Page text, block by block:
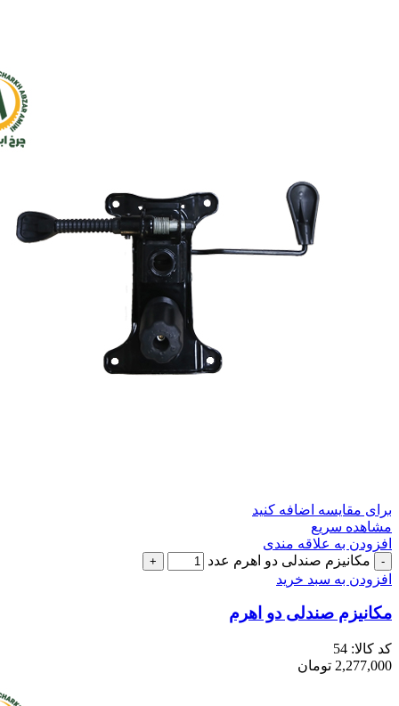
برای مقایسه اضافه کنید
مشاهده سریع
افزودن به علاقه مندی
مکانیزم صندلی دو اهرم عدد
افزودن به سبد خرید
مکانیزم صندلی دو اهرم
کد کالا: 54
2,277,000 تومان